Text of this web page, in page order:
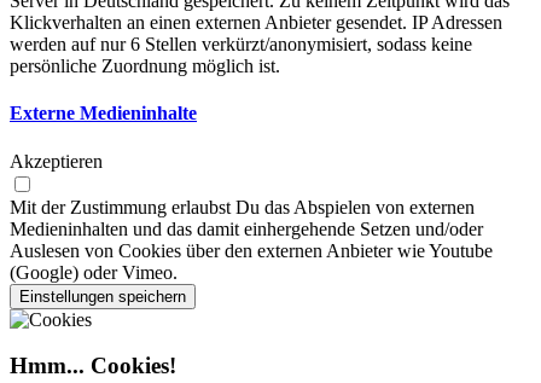
Klickverhalten an einen externen Anbieter gesendet. IP Adressen
werden auf nur 6 Stellen verkürzt/anonymisiert, sodass keine
persönliche Zuordnung möglich ist.
Externe Medieninhalte
Akzeptieren
Mit der Zustimmung erlaubst Du das Abspielen von externen
Medieninhalten und das damit einhergehende Setzen und/oder
Auslesen von Cookies über den externen Anbieter wie Youtube
(Google) oder Vimeo.
Einstellungen speichern
Hmm... Cookies!